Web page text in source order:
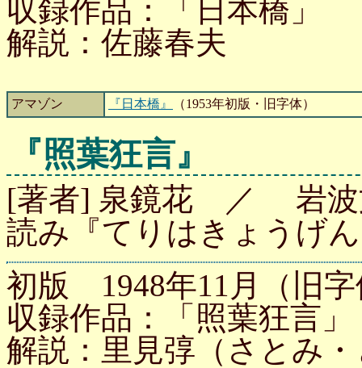
収録作品：「日本橋」
解説：佐藤春夫
アマゾン 『日本橋』 （1953年初版・旧字体）
『照葉狂言』
[著者] 泉鏡花 ／ 岩波
読み『てりはきょうげ
初版 1948年11月（旧字
収録作品：「照葉狂言」
解説：里見弴（さとみ